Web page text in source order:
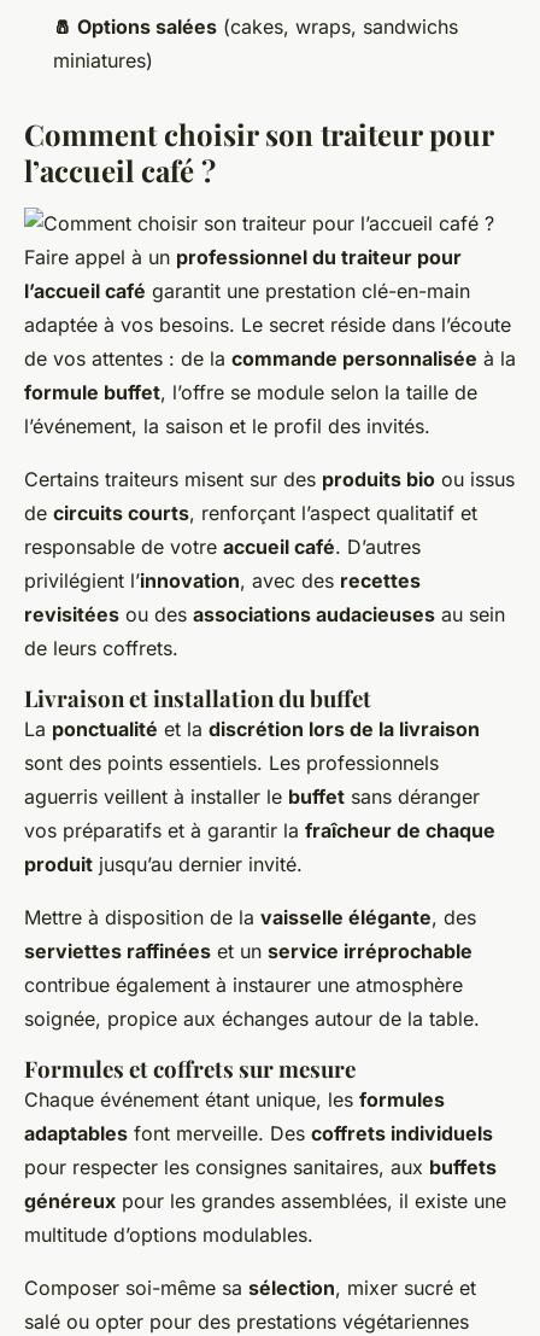
🧂 Options salées (cakes, wraps, sandwichs
miniatures)
Comment choisir son traiteur pour
l’accueil café ?
Faire appel à un professionnel du traiteur pour
l’accueil café garantit une prestation clé-en-main
adaptée à vos besoins. Le secret réside dans l’écoute
de vos attentes : de la commande personnalisée à la
formule buffet, l’offre se module selon la taille de
l’événement, la saison et le profil des invités.
Certains traiteurs misent sur des produits bio ou issus
de circuits courts, renforçant l’aspect qualitatif et
responsable de votre accueil café. D’autres
privilégient l’innovation, avec des recettes
revisitées ou des associations audacieuses au sein
de leurs coffrets.
Livraison et installation du buffet
La ponctualité et la discrétion lors de la livraison
sont des points essentiels. Les professionnels
aguerris veillent à installer le buffet sans déranger
vos préparatifs et à garantir la fraîcheur de chaque
produit jusqu’au dernier invité.
Mettre à disposition de la vaisselle élégante, des
serviettes raffinées et un service irréprochable
contribue également à instaurer une atmosphère
soignée, propice aux échanges autour de la table.
Formules et coffrets sur mesure
Chaque événement étant unique, les formules
adaptables font merveille. Des coffrets individuels
pour respecter les consignes sanitaires, aux buffets
généreux pour les grandes assemblées, il existe une
multitude d’options modulables.
Composer soi-même sa sélection, mixer sucré et
salé ou opter pour des prestations végétariennes